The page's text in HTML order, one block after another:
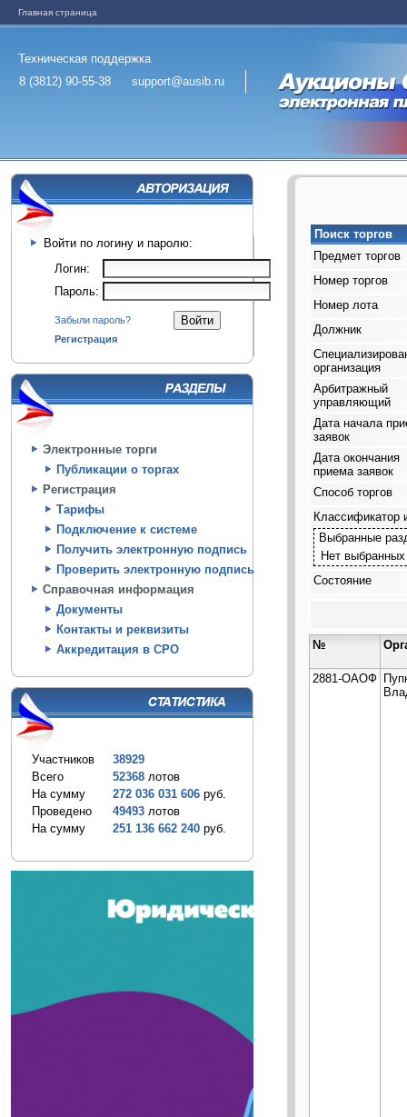
Главная страница
Техническая поддержка
8 (3812) 90-55-38
support@ausib.ru
Войти по логину и паролю:
Логин:
Пароль:
Забыли пароль?
Регистрация
Электронные торги
Публикации о торгах
Регистрация
Тарифы
Подключение к системе
Получить электронную подпись
Проверить электронную подпись
Справочная информация
Документы
Контакты и реквизиты
Аккредитация в СРО
Участников
38929
Всего
52368 лотов
На сумму
272 036 031 606 руб.
Проведено
49493 лотов
На сумму
251 136 662 240 руб.
Поиск торгов
Предмет торгов
Номер торгов
Номер лота
Должник
организация
Арбитражный
управляющий
Дата начала
заявок
Дата окончания
приема заявок
Способ торгов
Классификатор
Выбранные
Нет
Состояние
№
2881-ОАОФ